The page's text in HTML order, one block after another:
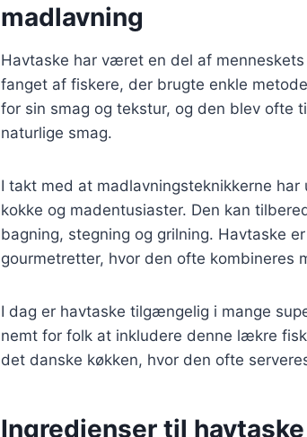
madlavning
Havtaske har været en del af
fanget af fiskere, der brugte enkle
for sin smag og tekstur, og den blev ofte
naturlige smag.
I takt med at madlavningsteknikkerne
kokke og madentusiaster. Den kan
bagning, stegning og grilning. Havtaske
gourmetretter, hvor den ofte kombineres
I dag er havtaske tilgængelig i mange
nemt for folk at inkludere denne lækre
det danske køkken, hvor den ofte
Ingredienser til